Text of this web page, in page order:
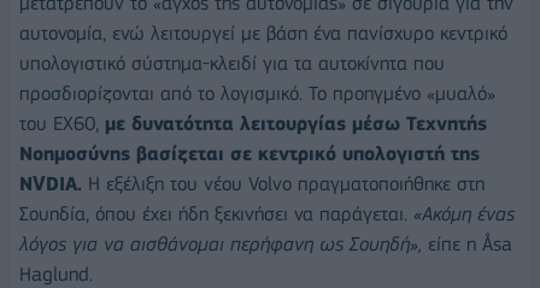
αυτονομία, ενώ λειτουργεί με βάση ένα πανίσχυρο κεντρικό
υπολογιστικό σύστημα-κλειδί για τα αυτοκίνητα που
προσδιορίζονται από το λογισμικό. Το προηγμένο «μυαλό»
του EX60, με δυνατότητα λειτουργίας μέσω Τεχνητής
Νοημοσύνης βασίζεται σε κεντρικό υπολογιστή της
NVDIA. Η εξέλιξη του νέου Volvo πραγματοποιήθηκε στη
Σουηδία, όπου έχει ήδη ξεκινήσει να παράγεται. «Ακόμη ένας
λόγος για να αισθάνομαι περήφανη ως Σουηδή», είπε η Åsa
Haglund.